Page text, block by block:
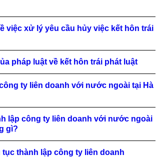
việc xử lý yêu cầu hủy việc kết hôn trái
pháp luật về kết hôn trái phát luật
ty liên doanh với nước ngoài tại Hà
lập công ty liên doanh với nước ngoài
gì?
thành lập công ty liên doanh